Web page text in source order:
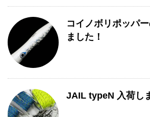
コイノボリポッパ
ました！
JAIL typeN 入荷し